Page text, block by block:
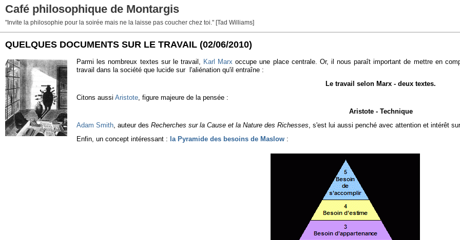
Café philosophique de Montargis
"Invite la philosophie pour la soirée mais ne la laisse pas coucher chez toi." [Tad Williams]
QUELQUES DOCUMENTS SUR LE TRAVAIL (02/06/2010)
Parmi les nombreux textes sur le travail, Karl Marx occupe une place centrale. Or, il nous paraît important de mettre en
travail dans la société que lucide sur l'aliénation qu'il entraîne :
Le travail selon Marx - deux textes.
Citons aussiAristote, figure majeure de la pensée :
Aristote - Technique
Adam Smith, auteur desRecherches sur la Cause et la Nature des Richesses, s'est lui aussi penché avec attention et intérêt
Enfin, un concept intéressant : la Pyramide des besoins de Maslow :